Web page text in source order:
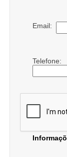
Email:
Telefone: